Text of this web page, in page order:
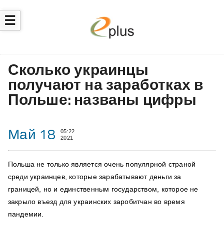
☰
Сколько украинцы
получают на заработках в
Польше: названы цифры
Май 18
05:22
2021
Польша не только является очень популярной страной
среди украинцев, которые зарабатывают деньги за
границей, но и единственным государством, которое не
закрыло въезд для украинских заробитчан во время
пандемии.